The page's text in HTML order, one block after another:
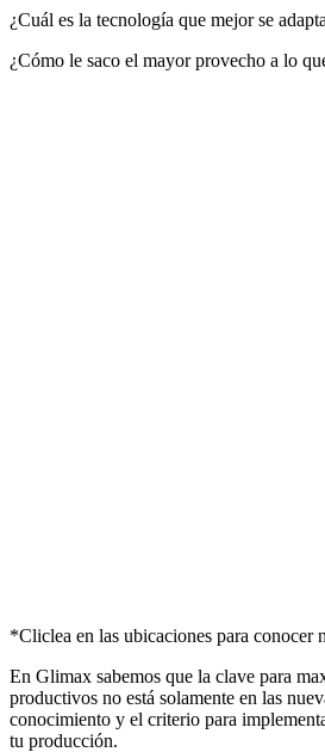
¿Cuál es la tecnología que mejor se
¿Cómo le saco el mayor provecho a lo
*Cliclea en las ubicaciones para conocer
En Glimax sabemos que la clave para
productivos no está solamente en las
conocimiento y el criterio para
tu producción.